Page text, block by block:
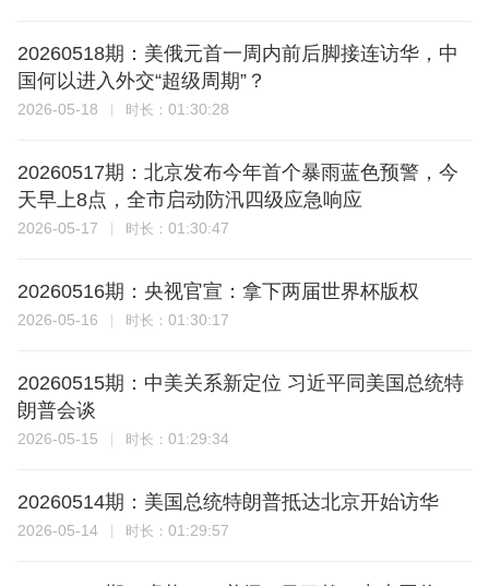
20260518期：美俄元首一周内前后脚接连访华，中
国何以进入外交“超级周期”？
2026-05-18 时长： 01:30:28
20260517期：北京发布今年首个暴雨蓝色预警，今
天早上8点，全市启动防汛四级应急响应
2026-05-17 时长： 01:30:47
20260516期：央视官宣：拿下两届世界杯版权
2026-05-16 时长： 01:30:17
20260515期：中美关系新定位 习近平同美国总统特
朗普会谈
2026-05-15 时长： 01:29:34
20260514期：美国总统特朗普抵达北京开始访华
2026-05-14 时长： 01:29:57